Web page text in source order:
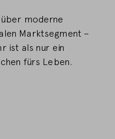
moderne
Marktsegment –
ist als nur ein
fürs Leben.